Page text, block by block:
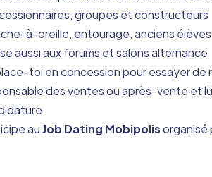
groupes et constructeurs
à-oreille, entourage, anciens élèves
aussi aux forums et salons alternance
toi en concession pour essayer de
des ventes ou après-vente et
auJob Dating Mobipolisorganisé